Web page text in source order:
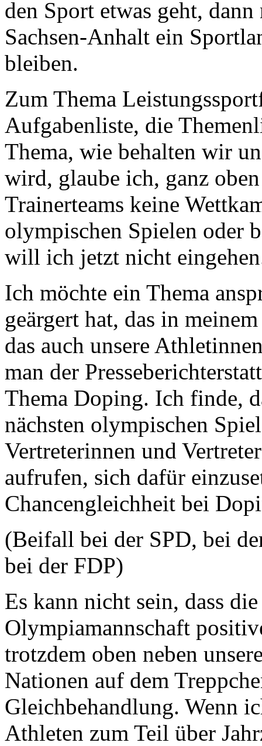
den Sport etwas geht,
Sachsen-Anhalt ein
bleiben.
Zum Thema
Aufgabenliste, die
Thema, wie behalten wir
wird, glaube ich, ganz
Trainerteams keine
olympischen Spielen oder
will ich jetzt nicht
Ich möchte ein Thema
geärgert hat, das in
das auch unsere
man der
Thema Doping. Ich finde,
nächsten olympischen
Vertreterinnen und
aufrufen, sich dafür
Chancengleichheit bei
(Beifall bei der SPD, bei
bei der FDP)
Es kann nicht sein, dass
Olympiamannschaft
trotzdem oben neben
Nationen auf dem
Gleichbehandlung. Wenn
Athleten zum Teil über